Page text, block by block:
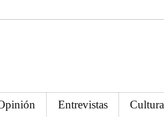
Entrevistas Cultura